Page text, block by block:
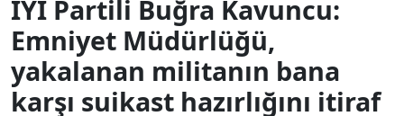
İYİ Partili Buğra Kavuncu:
Emniyet Müdürlüğü,
yakalanan militanın bana
karşı suikast hazırlığını itiraf